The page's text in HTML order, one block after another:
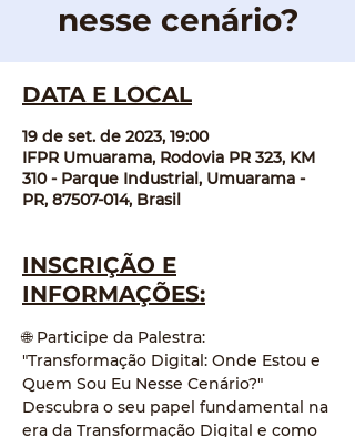
nesse cenário?
DATA E LOCAL
19 de set. de 2023, 19:00
IFPR Umuarama, Rodovia PR 323, KM
310 - Parque Industrial, Umuarama -
PR, 87507-014, Brasil
INSCRIÇÃO E
INFORMAÇÕES:
🌐 Participe da Palestra:
"Transformação Digital: Onde Estou e
Quem Sou Eu Nesse Cenário?"
Descubra o seu papel fundamental na
era da Transformação Digital e como